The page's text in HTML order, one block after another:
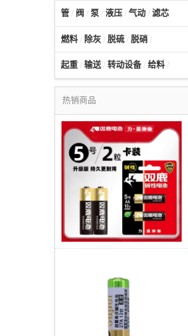
管 / 阀 / 泵 / 液压 / 气动 / 滤芯
燃料 / 除灰 / 脱硫 / 脱硝 /
起重 / 输送/ 转动设备 / 给料 /
热销商品